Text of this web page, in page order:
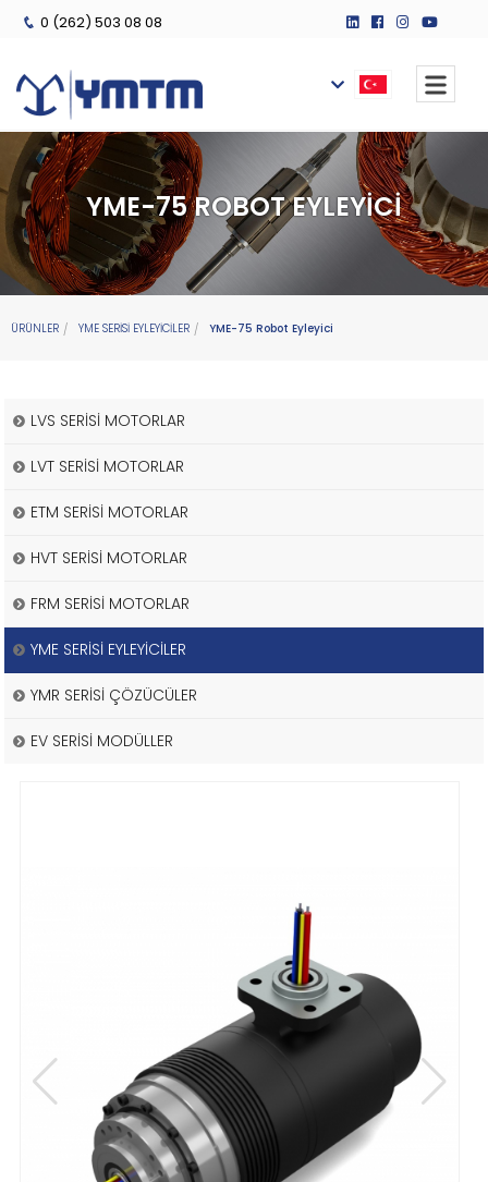
0 (262) 503 08 08
YME-75 ROBOT EYLEYICI
ÜRÜNLER YME SERİSİ EYLEYİCİLER YME-75 Robot Eyleyici
LVS SERİSİ MOTORLAR
LVT SERİSİ MOTORLAR
ETM SERİSİ MOTORLAR
HVT SERİSİ MOTORLAR
FRM SERİSİ MOTORLAR
YME SERİSİ EYLEYİCİLER
YMR SERİSİ ÇÖZÜCÜLER
EV SERİSİ MODÜLLER